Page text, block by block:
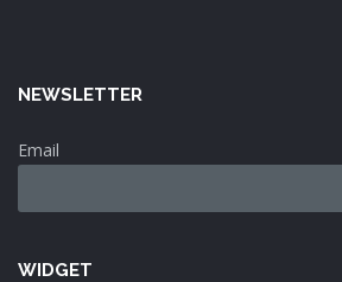
NEWSLETTER
Email
WIDGET